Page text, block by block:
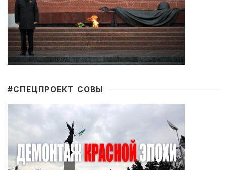
#CПЕЦПРОЕКТ СОВЫ